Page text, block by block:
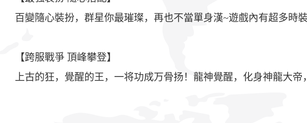
百變隨心裝扮，群星你最璀璨，再也不當單身漢~遊戲內有超多
【跨服戰爭 頂峰攀登】
上古的狂，覺醒的王，一将功成万骨扬！龍神覺醒，化身神龍大帝